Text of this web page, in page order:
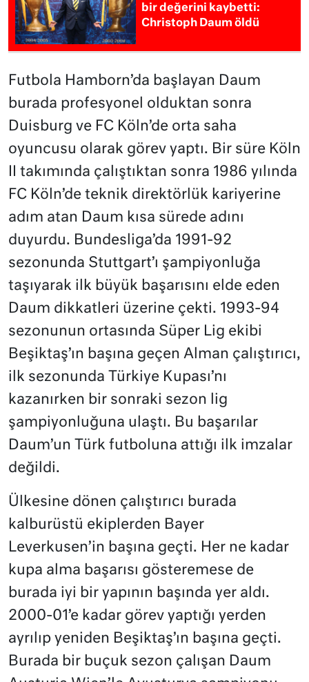
bir değerini kaybetti:
Christoph Daum öldü
Futbola Hamborn’da başlayan Daum
burada profesyonel olduktan sonra
Duisburg ve FC Köln’de orta saha
oyuncusu olarak görev yaptı. Bir süre Köln
II takımında çalıştıktan sonra 1986 yılında
FC Köln’de teknik direktörlük kariyerine
adım atan Daum kısa sürede adını
duyurdu. Bundesliga’da 1991-92
sezonunda Stuttgart’ı şampiyonluğa
taşıyarak ilk büyük başarısını elde eden
Daum dikkatleri üzerine çekti. 1993-94
sezonunun ortasında Süper Lig ekibi
Beşiktaş’ın başına geçen Alman çalıştırıcı,
ilk sezonunda Türkiye Kupası’nı
kazanırken bir sonraki sezon lig
şampiyonluğuna ulaştı. Bu başarılar
Daum’un Türk futboluna attığı ilk imzalar
değildi.
Ülkesine dönen çalıştırıcı burada
kalburüstü ekiplerden Bayer
Leverkusen’in başına geçti. Her ne kadar
kupa alma başarısı gösteremese de
burada iyi bir yapının başında yer aldı.
2000-01’e kadar görev yaptığı yerden
ayrılıp yeniden Beşiktaş’ın başına geçti.
Burada bir buçuk sezon çalışan Daum